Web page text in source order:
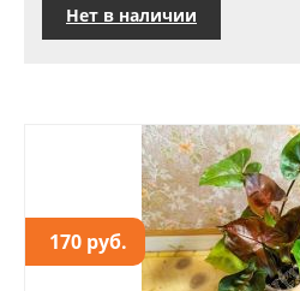
Нет в наличии
170 руб.